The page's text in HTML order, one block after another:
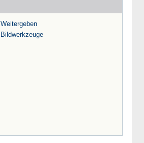
Weitergeben
Bildwerkzeuge